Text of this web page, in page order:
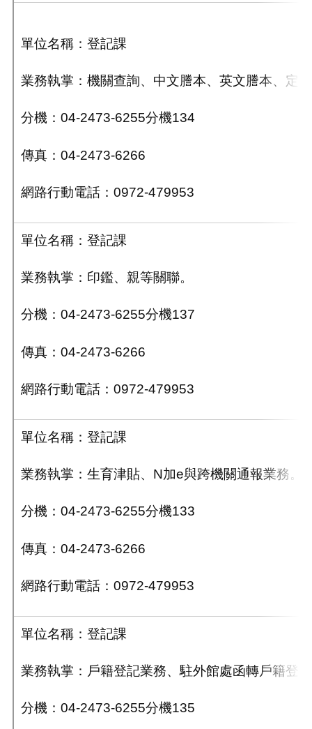
單位名稱：登記課
業務執掌： 機關查詢、中文謄本、英文謄本、定
分機：04-2473-6255分機134
傳真：04-2473-6266
網路行動電話：0972-479953
單位名稱：登記課
業務執掌： 印鑑、 親等關聯。
分機：04-2473-6255分機137
傳真：04-2473-6266
網路行動電話：0972-479953
單位名稱：登記課
業務執掌：生育津貼、N加e與跨機關通報業務。
分機：04-2473-6255分機133
傳真：04-2473-6266
網路行動電話：0972-479953
單位名稱：登記課
業務執掌：戶籍登記業務、 駐外館處函轉戶籍登
分機：04-2473-6255分機135